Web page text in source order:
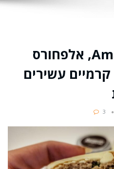
Amapola Alfajores, אלפחורס
קרמיים עשירים
3